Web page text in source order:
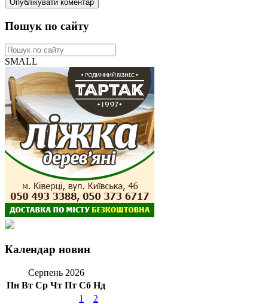
Пошук по сайту
SMALL
Календар новин
Серпень 2026
Пн Вт Ср Чт Пт Сб Нд
1
2